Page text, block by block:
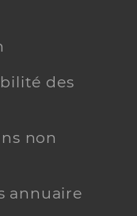
des
non
annuaire